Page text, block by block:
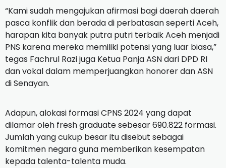
“Kami sudah mengajukan afirmasi bagi daerah daerah
pasca konflik dan berada di perbatasan seperti Aceh,
harapan kita banyak putra putri terbaik Aceh menjadi
PNS karena mereka memiliki potensi yang luar biasa,”
tegas Fachrul Razi juga Ketua Panja ASN dari DPD RI
dan vokal dalam memperjuangkan honorer dan ASN
di Senayan.
Adapun, alokasi formasi CPNS 2024 yang dapat
dilamar oleh fresh graduate sebesar 690.822 formasi.
Jumlah yang cukup besar itu disebut sebagai
komitmen negara guna memberikan kesempatan
kepada talenta-talenta muda.